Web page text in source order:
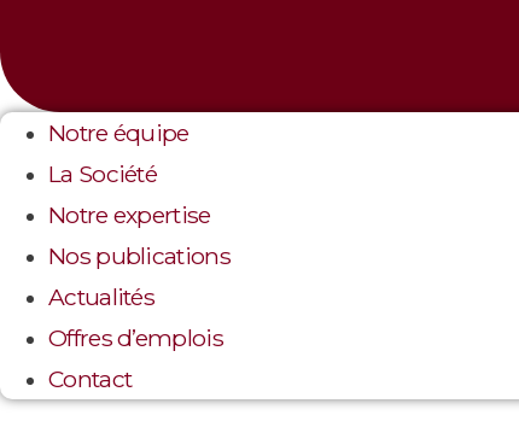
Notre équipe
La Société
Notre expertise
Nos publications
Actualités
Offres d’emplois
Contact